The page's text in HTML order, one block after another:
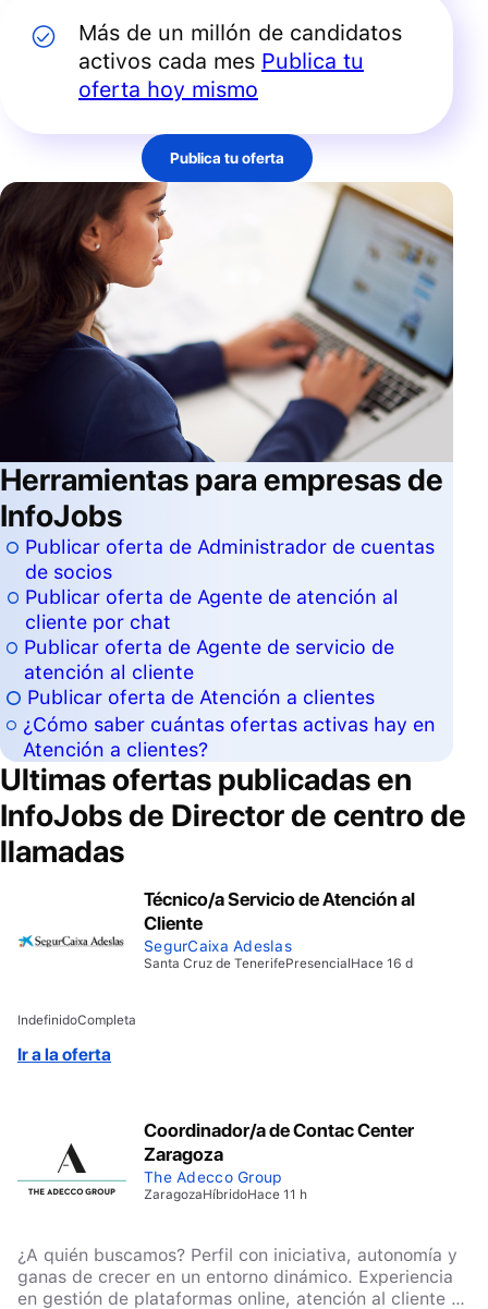
Más de un millón de candidatos
activos cada mes Publica tu
oferta hoy mismo
Publica tu oferta
Herramientas para empresas de
InfoJobs
Publicar oferta de Administrador de cuentas
de socios
Publicar oferta de Agente de atención al
cliente por chat
Publicar oferta de Agente de servicio de
atención al cliente
Publicar oferta de Atención a clientes
¿Cómo saber cuántas ofertas activas hay en
Atención a clientes?
Ultimas ofertas publicadas en
InfoJobs de Director de centro de
llamadas
Técnico/a Servicio de Atención al
Cliente
SegurCaixa Adeslas
Santa Cruz de TenerifePresencialHace 16 d
IndefinidoCompleta
Ir a la oferta
Coordinador/a de Contac Center
Zaragoza
The Adecco Group
ZaragozaHíbridoHace 11 h
¿A quién buscamos? Perfil con iniciativa, autonomía y
ganas de crecer en un entorno dinámico. Experiencia
en gestión de plataformas online, atención al cliente u